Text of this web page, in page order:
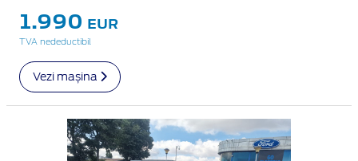
1.990 EUR
TVA nedeductibil
Vezi mașina